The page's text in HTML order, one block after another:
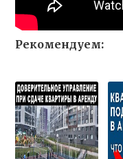
Рекомендуем: